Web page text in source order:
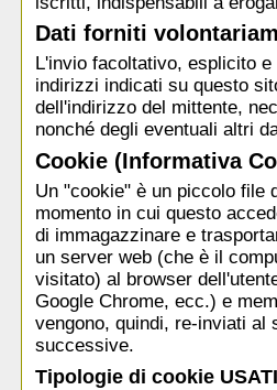
Dati forniti
L'invio facoltativo, esplicito
indirizzi indicati su questo
dell'indirizzo del mittente,
nonché degli eventuali altri
Cookie (Informativa
Un "cookie" è un piccolo file
momento in cui questo
di immagazzinare e
un server web (che è il
visitato) al browser
Google Chrome, ecc.) e
vengono, quindi, re-inviati al
successive.
Tipologie di cookie